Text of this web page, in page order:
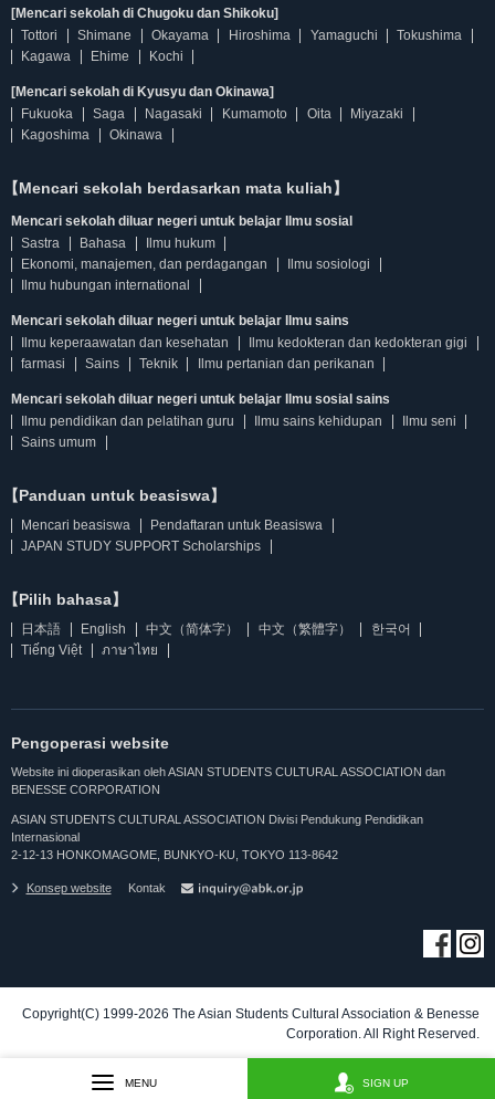
[Mencari sekolah di Chugoku dan Shikoku]
Tottori
Shimane Okayama Hiroshima Yamaguchi
Tokushima
Kagawa
Ehime Kochi
[Mencari sekolah di Kyusyu dan Okinawa]
Fukuoka
Saga Nagasaki Kumamoto Oita
Miyazaki
Kagoshima
Okinawa
【Mencari sekolah berdasarkan mata kuliah】
Mencari sekolah diluar negeri untuk belajar Ilmu sosial
Sastra
Bahasa
Ilmu hukum
Ekonomi, manajemen, dan perdagangan
Ilmu sosiologi
Ilmu hubungan international
Mencari sekolah diluar negeri untuk belajar Ilmu sains
Ilmu keperaawatan dan kesehatan
Ilmu kedokteran dan kedokteran gigi
farmasi
Sains Teknik Ilmu pertanian dan perikanan
Mencari sekolah diluar negeri untuk belajar Ilmu sosial sains
Ilmu pendidikan dan pelatihan guru
Ilmu sains kehidupan
Ilmu seni
Sains umum
【Panduan untuk beasiswa】
Mencari beasiswa
Pendaftaran untuk Beasiswa
JAPAN STUDY SUPPORT Scholarships
【Pilih bahasa】
日本語 English 中文（简体字） 中文（繁體字）
한국어
Tiếng Việt
ภาษาไทย
Pengoperasi website
Website ini dioperasikan oleh ASIAN STUDENTS CULTURAL ASSOCIATION dan
BENESSE CORPORATION
ASIAN STUDENTS CULTURAL ASSOCIATION Divisi Pendukung Pendidikan
Internasional
2-12-13 HONKOMAGOME, BUNKYO-KU, TOKYO 113-8642
Konsep website Kontak
Copyright(C) 1999-2026 The Asian Students Cultural Association & Benesse
Corporation. All Right Reserved.
MENU SIGN UP